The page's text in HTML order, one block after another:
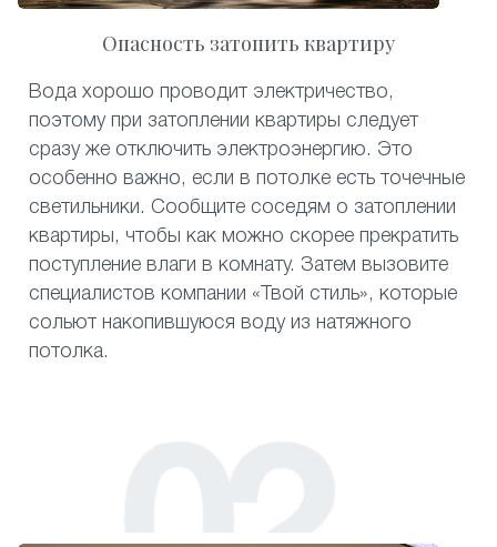
Опасность затопить квартиру
Вода хорошо проводит электричество,
поэтому при затоплении квартиры следует
сразу же отключить электроэнергию. Это
особенно важно, если в потолке есть точечные
светильники. Сообщите соседям о затоплении
квартиры, чтобы как можно скорее прекратить
поступление влаги в комнату. Затем вызовите
специалистов компании «Твой стиль», которые
сольют накопившуюся воду из натяжного
потолка.